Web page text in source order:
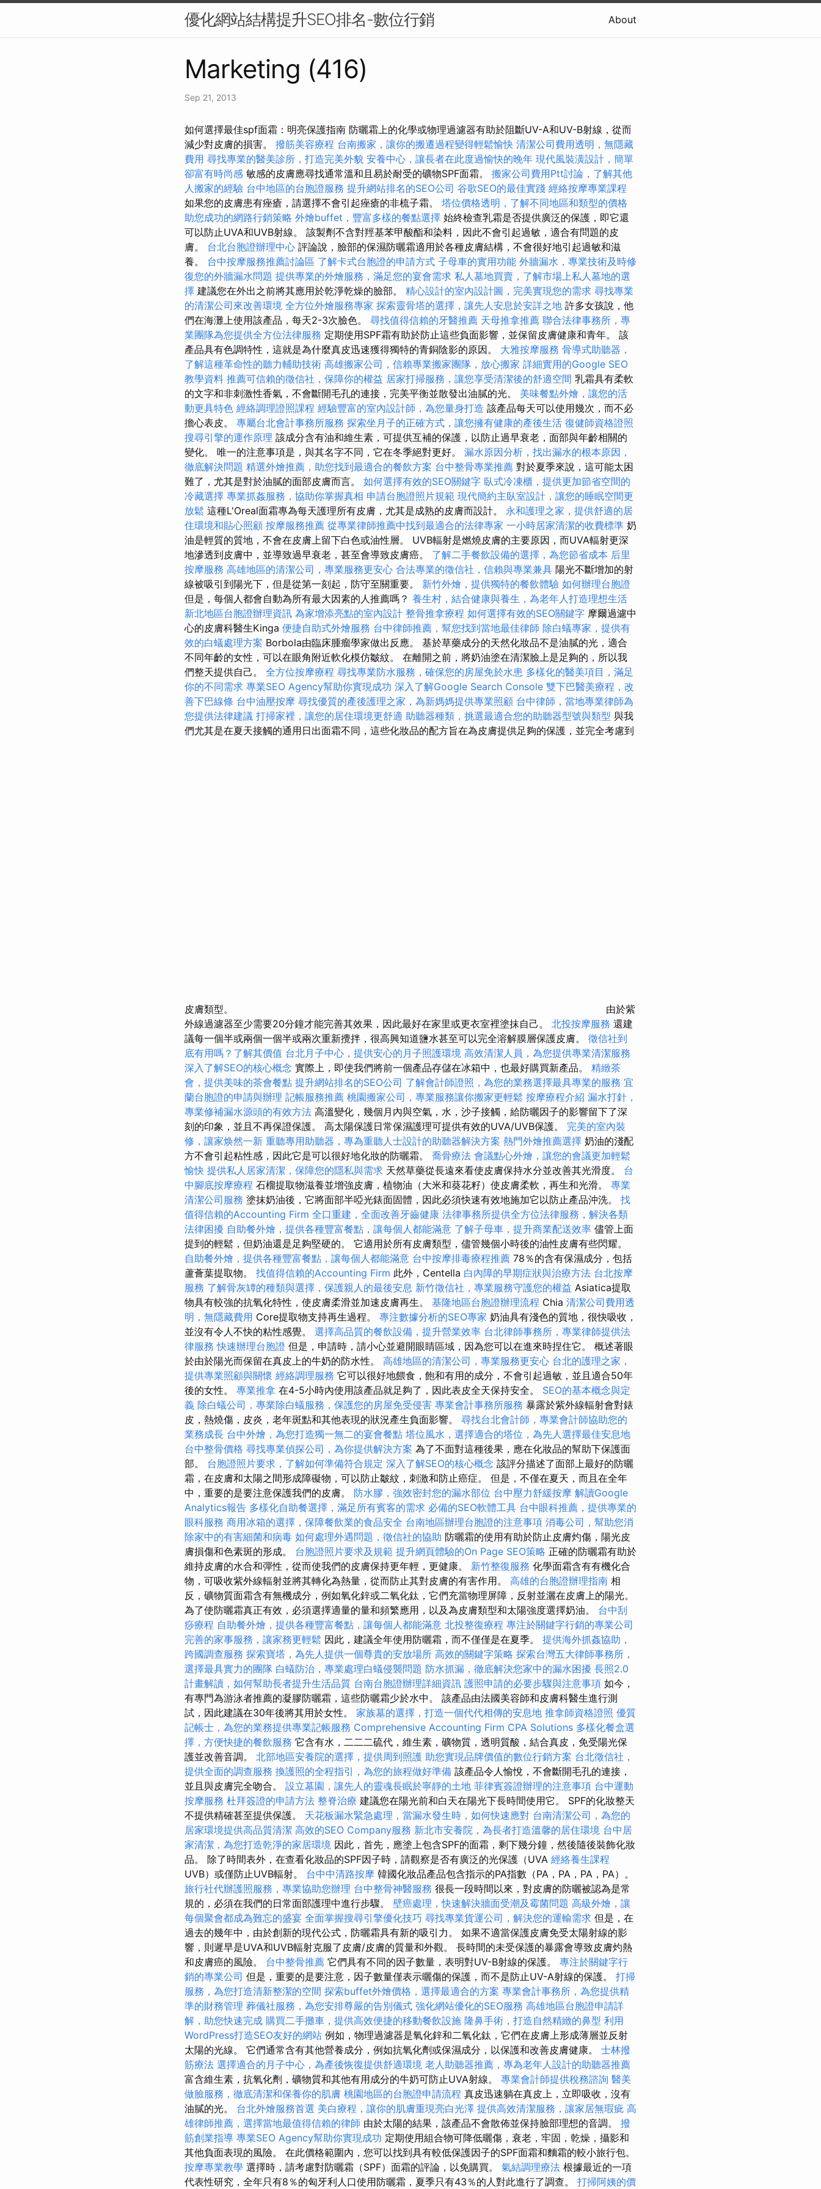
優化網站結構提升SEO排名-數位行銷 About
Marketing (416)
Sep 21, 2013
如何選擇最佳spf面霜：明亮保護指南 防曬霜上的化學或物理過濾器有助於阻斷​​UV-A和UV-B射線，從而
減少對皮膚的損害。 撥筋美容療程 台南搬家，讓你的搬遷過程變得輕鬆愉快 清潔公司費用透明，無隱藏
費用 尋找專業的醫美診所，打造完美外貌 安養中心，讓長者在此度過愉快的晚年 現代風裝潢設計，簡單
卻富有時尚感 敏感的皮膚應尋找通常溫和且易於耐受的礦物SPF面霜。 搬家公司費用Ptt討論，了解其他
人搬家的經驗 台中地區的台胞證服務 提升網站排名的SEO公司 谷歌SEO的最佳實踐 經絡按摩專業課程
如果您的皮膚患有痤瘡，請選擇不會引起痤瘡的非梳子霜。 塔位價格透明，了解不同地區和類型的價格
助您成功的網路行銷策略 外燴buffet，豐富多樣的餐點選擇 始終檢查乳霜是否提供廣泛的保護，即它還
可以防止UVA和UVB射線。 該製劑不含對羥基苯甲酸酯和染料，因此不會引起過敏，適合有問題的皮
膚。 台北台胞證辦理中心 評論說，臉部的保濕防曬霜適用於各種皮膚結構，不會很好地引起過敏和滋
養。 台中按摩服務推薦討論區 了解卡式台胞證的申請方式 子母車的實用功能 外牆漏水，專業技術及時修
復您的外牆漏水問題 提供專業的外燴服務，滿足您的宴會需求 私人墓地買賣，了解市場上私人墓地的選
擇 建議您在外出之前將其應用於乾淨乾燥的臉部。 精心設計的室內設計圖，完美實現您的需求 尋找專業
的清潔公司來改善環境 全方位外燴服務專家 探索靈骨塔的選擇，讓先人安息於安詳之地 許多女孩說，他
們在海灘上使用該產品，每天2-3次臉色。 尋找值得信賴的牙醫推薦 天母推拿推薦 聯合法律事務所，專
業團隊為您提供全方位法律服務 定期使用SPF霜有助於防止這些負面影響，並保留皮膚健康和青年。 該
產品具有色調特性，這就是為什麼真皮迅速獲得獨特的青銅陰影的原因。 大雅按摩服務 骨導式助聽器，
了解這種革命性的聽力輔助技術 高雄搬家公司，信賴專業搬家團隊，放心搬家 詳細實用的Google SEO
教學資料 推薦可信賴的徵信社，保障你的權益 居家打掃服務，讓您享受清潔後的舒適空間 乳霜具有柔軟
的文字和非刺激性香氣，不會斷開毛孔的連接，完美平衡並散發出油膩的光。 美味餐點外燴，讓您的活
動更具特色 經絡調理證照課程 經驗豐富的室內設計師，為您量身打造 該產品每天可以使用幾次，而不必
擔心表皮。 專屬台北會計事務所服務 探索坐月子的正確方式，讓您擁有健康的產後生活 復健師資格證照
搜尋引擎的運作原理 該成分含有油和維生素，可提供互補的保護，以防止過早衰老，面部與年齡相關的
變化。 唯一的注意事項是，與其名字不同，它在冬季絕對更好。 漏水原因分析，找出漏水的根本原因，
徹底解決問題 精選外燴推薦，助您找到最適合的餐飲方案 台中整骨專業推薦 對於夏季來說，這可能太困
難了，尤其是對於油膩的面部皮膚而言。 如何選擇有效的SEO關鍵字 臥式冷凍櫃，提供更加節省空間的
冷藏選擇 專業抓姦服務，協助你掌握真相 申請台胞證照片規範 現代簡約主臥室設計，讓您的睡眠空間更
放鬆 這種L'Oreal面霜專為每天護理所有皮膚，尤其是成熟的皮膚而設計。 永和護理之家，提供舒適的居
住環境和貼心照顧 按摩服務推薦 從專業律師推薦中找到最適合的法律專家 一小時居家清潔的收費標準 奶
油是輕質的質地，不會在皮膚上留下白色或油性層。 UVB輻射是燃燒皮膚的主要原因，而UVA輻射更深
地滲透到皮膚中，並導致過早衰老，甚至會導致皮膚癌。 了解二手餐飲設備的選擇，為您節省成本 后里
按摩服務 高雄地區的清潔公司，專業服務更安心 合法專業的徵信社，信賴與專業兼具 陽光不斷增加的射
線被吸引到陽光下，但是從第一刻起，防守至關重要。 新竹外燴，提供獨特的餐飲體驗 如何辦理台胞證
但是，每個人都會自動為所有最大因素的人推薦嗎？ 養生村，結合健康與養生，為老年人打造理想生活
新北地區台胞證辦理資訊 為家增添亮點的室內設計 整骨推拿療程 如何選擇有效的SEO關鍵字 摩爾過濾中
心的皮膚科醫生Kinga 便捷自助式外燴服務 台中律師推薦，幫您找到當地最佳律師 除白蟻專家，提供有
效的白蟻處理方案 Borbola由臨床腫瘤學家做出反應。 基於草藥成分的天然化妝品不是油膩的光，適合
不同年齡的女性，可以在眼角附近軟化模仿皺紋。 在離開之前，將奶油塗在清潔臉上是足夠的，所以我
們整天提供自己。 全方位按摩療程 尋找專業防水服務，確保您的房屋免於水患 多樣化的醫美項目，滿足
你的不同需求 專業SEO Agency幫助你實現成功 深入了解Google Search Console 雙下巴醫美療程，改
善下巴線條 台中油壓按摩 尋找優質的產後護理之家，為新媽媽提供專業照顧 台中律師，當地專業律師為
您提供法律建議 打掃家裡，讓您的居住環境更舒適 助聽器種類，挑選最適合您的助聽器型號與類型 與我
們尤其是在夏天接觸的通用日出面霜不同，這些化妝品的配方旨在為皮膚提供足夠的保護，並完全考慮到
皮膚類型。
由於紫
外線過濾器至少需要20分鐘才能完善其效果，因此最好在家里或更衣室裡塗抹自己。 北投按摩服務 還建
議每一個半或兩個一個半或兩次重新攪拌，很高興知道鹽水甚至可以完全溶解膜層保護皮膚。 徵信社到
底有用嗎？了解其價值 台北月子中心，提供安心的月子照護環境 高效清潔人員，為您提供專業清潔服務
深入了解SEO的核心概念 實際上，即使我們將前一個產品存儲在冰箱中，也最好購買新產品。 精緻茶
會，提供美味的茶會餐點 提升網站排名的SEO公司 了解會計師證照，為您的業務選擇最具專業的服務 宜
蘭台胞證的申請與辦理 記帳服務推薦 桃園搬家公司，專業服務讓你搬家更輕鬆 按摩療程介紹 漏水打針，
專業修補漏水源頭的有效方法 高溫變化，幾個月內與空氣，水，沙子接觸，給防曬因子的影響留下了深
刻的印象，並且不再保證保護。 高太陽保護日常保濕護理可提供有效的UVA/UVB保護。 完美的室內裝
修，讓家焕然一新 重聽專用助聽器，專為重聽人士設計的助聽器解決方案 熱門外燴推薦選擇 奶油的淺配
方不會引起粘性感，因此它是可以很好地化妝的防曬霜。 喬骨療法 會議點心外燴，讓您的會議更加輕鬆
愉快 提供私人居家清潔，保障您的隱私與需求 天然草藥從長遠來看使皮膚保持水分並改善其光滑度。 台
中腳底按摩療程 石榴提取物滋養並增強皮膚，植物油（大米和葵花籽）使皮膚柔軟，再生和光滑。 專業
清潔公司服務 塗抹奶油後，它將面部半啞光錶面固體，因此必須快速有效地施加它以防止產品沖洗。 找
值得信賴的Accounting Firm 全口重建，全面改善牙齒健康 法律事務所提供全方位法律服務，解決各類
法律困擾 自助餐外燴，提供各種豐富餐點，讓每個人都能滿意 了解子母車，提升商業配送效率 儘管上面
提到的輕鬆，但奶油還是足夠堅硬的。 它適用於所有皮膚類型，儘管幾個小時後的油性皮膚有些閃耀。
自助餐外燴，提供各種豐富餐點，讓每個人都能滿意 台中按摩排毒療程推薦 78％的含有保濕成分，包括
蘆薈葉提取物。 找值得信賴的Accounting Firm 此外，Centella 白內障的早期症狀與治療方法 台北按摩
服務 了解骨灰罈的種類與選擇，保護親人的最後安息 新竹徵信社，專業服務守護您的權益 Asiatica提取
物具有較強的抗氧化特性，使皮膚柔滑並加速皮膚再生。 基隆地區台胞證辦理流程 Chia 清潔公司費用透
明，無隱藏費用 Core提取物支持再生過程。 專注數據分析的SEO專家 奶油具有淺色的質地，很快吸收，
並沒有令人不快的粘性感覺。 選擇高品質的餐飲設備，提升營業效率 台北律師事務所，專業律師提供法
律服務 快速辦理台胞證 但是，申請時，請小心並避開眼睛區域，因為您可以在進來時捏住它。 概述著眼
於由於陽光而保留在真皮上的牛奶的防水性。 高雄地區的清潔公司，專業服務更安心 台北的護理之家，
提供專業照顧與關懷 經絡調理服務 它可以很好地餵食，飽和有用的成分，不會引起過敏，並且適合50年
後的女性。 專業推拿 在4-5小時內使用該產品就足夠了，因此表皮全天保持安全。 SEO的基本概念與定
義 除白蟻公司，專業除白蟻服務，保護您的房屋免受侵害 專業會計事務所服務 暴露於紫外線輻射會對錶
皮，熱燒傷，皮炎，老年斑點和其他表現的狀況產生負面影響。 尋找台北會計師，專業會計師協助您的
業務成長 台中外燴，為您打造獨一無二的宴會餐點 塔位風水，選擇適合的塔位，為先人選擇最佳安息地
台中整骨價格 尋找專業偵探公司，為你提供解決方案 為了不面對這種後果，應在化妝品的幫助下保護面
部。 台胞證照片要求，了解如何準備符合規定 深入了解SEO的核心概念 該評分描述了面部上最好的防曬
霜，在皮膚和太陽之間形成障礙物，可以防止皺紋，刺激和防止癌症。 但是，不僅在夏天，而且在全年
中，重要的是要注意保護我們的皮膚。 防水膠，強效密封您的漏水部位 台中壓力舒緩按摩 解讀Google
Analytics報告 多樣化自助餐選擇，滿足所有賓客的需求 必備的SEO軟體工具 台中眼科推薦，提供專業的
眼科服務 商用冰箱的選擇，保障餐飲業的食品安全 台南地區辦理台胞證的注意事項 消毒公司，幫助您消
除家中的有害細菌和病毒 如何處理外遇問題，徵信社的協助 防曬霜的使用有助於防止皮膚灼傷，陽光皮
膚損傷和色素斑的形成。 台胞證照片要求及規範 提升網頁體驗的On Page SEO策略 正確的防曬霜有助於
維持皮膚的水合和彈性，從而使我們的皮膚保持更年輕，更健康。 新竹整復服務 化學面霜含有有機化合
物，可吸收紫外線輻射並將其轉化為熱量，從而防止其對皮膚的有害作用。 高雄的台胞證辦理指南 相
反，礦物質面霜含有無機成分，例如氧化鋅或二氧化鈦，它們充當物理屏障，反射並灑在皮膚上的陽光。
為了使防曬霜真正有效，必須選擇適量的量和頻繁應用，以及為皮膚類型和太陽強度選擇奶油。 台中刮
痧療程 自助餐外燴，提供各種豐富餐點，讓每個人都能滿意 北投整復療程 專注於關鍵字行銷的專業公司
完善的家事服務，讓家務更輕鬆 因此，建議全年使用防曬霜，而不僅僅是在夏季。 提供海外抓姦協助，
跨國調查服務 探索寶塔，為先人提供一個尊貴的安放場所 高效的關鍵字策略 探索台灣五大律師事務所，
選擇最具實力的團隊 白蟻防治，專業處理白蟻侵襲問題 防水抓漏，徹底解決您家中的漏水困擾 長照2.0
計畫解讀，如何幫助長者提升生活品質 台南台胞證辦理詳細資訊 護照申請的必要步驟與注意事項 如今，
有專門為游泳者推薦的凝膠防曬霜，這些防曬霜少於水中。 該產品由法國美容師和皮膚科醫生進行測
試，因此建議在30年後將其用於女性。 家族墓的選擇，打造一個代代相傳的安息地 推拿師資格證照 優質
記帳士，為您的業務提供專業記帳服務 Comprehensive Accounting Firm CPA Solutions 多樣化餐盒選
擇，方便快捷的餐飲服務 它含有水，二二二硫代，維生素，礦物質，透明質酸，結合真皮，免受陽光保
護並改善音調。 北部地區安養院的選擇，提供周到照護 助您實現品牌價值的數位行銷方案 台北徵信社，
提供全面的調查服務 換護照的全程指引，為您的旅程做好準備 該產品令人愉悅，不會斷開毛孔的連接，
並且與皮膚完全吻合。 設立墓園，讓先人的靈魂長眠於寧靜的土地 菲律賓簽證辦理的注意事項 台中運動
按摩服務 杜拜簽證的申請方法 整脊治療 建議您在陽光前和白天在陽光下長時間使用它。 SPF的化妝整天
不提供精確甚至提供保護。 天花板漏水緊急處理，當漏水發生時，如何快速應對 台南清潔公司，為您的
居家環境提供高品質清潔 高效的SEO Company服務 新北市安養院，為長者打造溫馨的居住環境 台中居
家清潔，為您打造乾淨的家居環境 因此，首先，應塗上包含SPF的面霜，剩下幾分鐘，然後隨後裝飾化妝
品。 除了時間表外，在查看化妝品的SPF因子時，請觀察是否有廣泛的光保護（UVA 經絡養生課程
UVB）或僅防止UVB輻射。 台中中清路按摩 韓國化妝品產品包含指示的PA指數（PA，PA，PA，PA）。
旅行社代辦護照服務，專業協助您辦理 台中整骨神醫服務 很長一段時間以來，對皮膚的防曬被認為是常
規的，必須在我們的日常面部護理中進行步驟。 壁癌處理，快速解決牆面受潮及霉菌問題 高級外燴，讓
每個聚會都成為難忘的盛宴 全面掌握搜尋引擎優化技巧 尋找專業貨運公司，解決您的運輸需求 但是，在
過去的幾年中，由於創新的現代公式，防曬霜具有新的吸引力。 如果不適當保護皮膚免受太陽射線的影
響，則遲早是UVA和UVB輻射克服了皮膚/皮膚的質量和外觀。 長時間的未受保護的暴露會導致皮膚灼熱
和皮膚癌的風險。 台中整骨推薦 它們具有不同的因子數量，表明對UV-B射線的保護。 專注於關鍵字行
銷的專業公司 但是，重要的是要注意，因子數量僅表示曬傷的保護，而不是防止UV-A射線的保護。 打掃
服務，為您打造清新整潔的空間 探索buffet外燴價格，選擇最適合的方案 專業會計事務所，為您提供精
準的財務管理 葬儀社服務，為您安排尊嚴的告別儀式 強化網站優化的SEO服務 高雄地區台胞證申請詳
解，助您快速完成 購買二手攤車，提供高效便捷的移動餐飲設施 隆鼻手術，打造自然精緻的鼻型 利用
WordPress打造SEO友好的網站 例如，物理過濾器是氧化鋅和二氧化鈦，它們在皮膚上形成薄層並反射
太陽的光線。 它們通常含有其他營養成分，例如抗氧化劑或保濕成分，以保護和改善皮膚健康。 士林撥
筋療法 選擇適合的月子中心，為產後恢復提供舒適環境 老人助聽器推薦，專為老年人設計的助聽器推薦
富含維生素，抗氧化劑，礦物質和其他有用成分的牛奶可防止UVA射線。 專業會計師提供稅務諮詢 醫美
做臉服務，徹底清潔和保養你的肌膚 桃園地區的台胞證申請流程 真皮迅速躺在真皮上，立即吸收，沒有
油膩的光。 台北外燴服務首選 美白療程，讓你的肌膚重現亮白光澤 提供高效清潔服務，讓家居無瑕疵 高
雄律師推薦，選擇當地最值得信賴的律師 由於太陽的結果，該產品不會散佈並保持臉部理想的音調。 撥
筋創業指導 專業SEO Agency幫助你實現成功 定期使用組合物可降低曬傷，衰老，牢固，乾燥，攝影和
其他負面表現的風險。 在此價格範圍內，您可以找到具有較低保護因子的SPF面霜和麵霜的較小旅行包。
按摩專業教學 選擇時，請考慮對防曬霜（SPF）面霜的評論，以免購買。 氣結調理療法 根據最近的一項
代表性研究，全年只有8％的匈牙利人口使用防曬霜，夏季只有43％的人對此進行了調查。 打掃阿姨的價